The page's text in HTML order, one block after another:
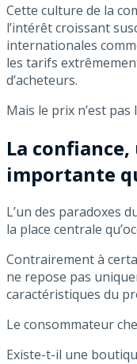
Cette culture de la
l’intérêt croissant
internationales
les tarifs
d’acheteurs.
Mais le prix n’est pas
La
importante
L’un des paradoxes
la place centrale
Contrairement à
ne repose pas
caractéristiques du
Le consommateur
Existe-t-il une